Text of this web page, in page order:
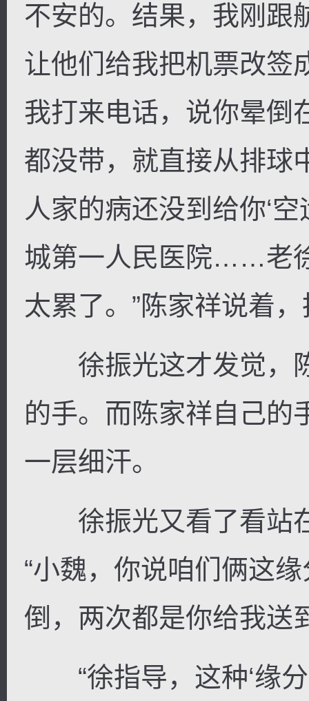
不安的。结果，我刚跟
让他们给我把机票改签
我打来电话，说你晕倒
都没带，就直接从排球
人家的病还没到给你‘
城第一人民医院……老
太累了。”陈家祥说着
徐振光这才发觉，
的手。而陈家祥自己的
一层细汗。
徐振光又看了看站
“小魏，你说咱们俩这
倒，两次都是你给我
“徐指导，这种‘缘分